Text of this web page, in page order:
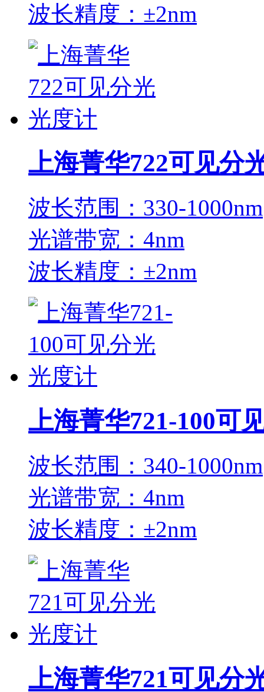
波长精度：±2nm
上海菁华722可见分
波长范围：330-1000nm
光谱带宽：4nm
波长精度：±2nm
上海菁华721-100可
波长范围：340-1000nm
光谱带宽：4nm
波长精度：±2nm
上海菁华721可见分